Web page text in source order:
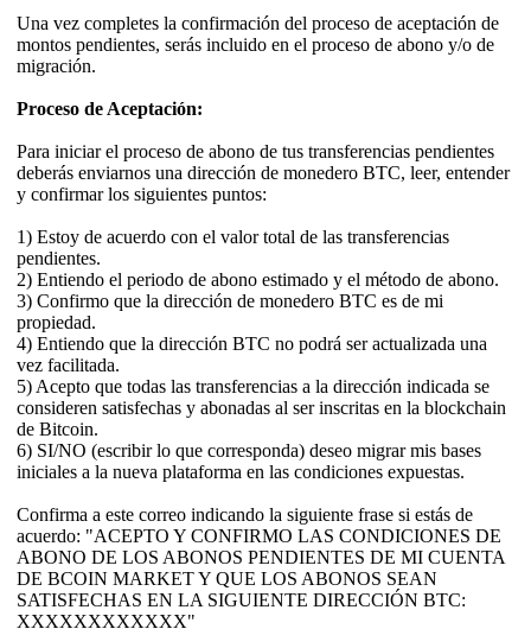
Una vez completes la confirmación del proceso de aceptación de
montos pendientes, serás incluido en el proceso de abono y/o de
migración.
Proceso de Aceptación:
Para iniciar el proceso de abono de tus transferencias pendientes
deberás enviarnos una dirección de monedero BTC, leer, entender
y confirmar los siguientes puntos:
1) Estoy de acuerdo con el valor total de las transferencias
pendientes.
2) Entiendo el periodo de abono estimado y el método de abono.
3) Confirmo que la dirección de monedero BTC es de mi
propiedad.
4) Entiendo que la dirección BTC no podrá ser actualizada una
vez facilitada.
5) Acepto que todas las transferencias a la dirección indicada se
consideren satisfechas y abonadas al ser inscritas en la blockchain
de Bitcoin.
6) SI/NO (escribir lo que corresponda) deseo migrar mis bases
iniciales a la nueva plataforma en las condiciones expuestas.
Confirma a este correo indicando la siguiente frase si estás de
acuerdo: "ACEPTO Y CONFIRMO LAS CONDICIONES DE
ABONO DE LOS ABONOS PENDIENTES DE MI CUENTA
DE BCOIN MARKET Y QUE LOS ABONOS SEAN
SATISFECHAS EN LA SIGUIENTE DIRECCIÓN BTC:
XXXXXXXXXXXX"